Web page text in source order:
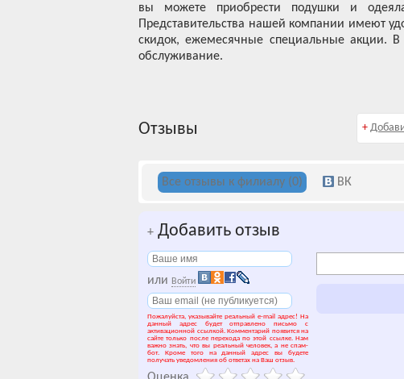
вы можете приобрести подушки и
Представительства нашей компании имеют
скидок, ежемесячные специальные акции.
обслуживание.
Отзывы +
Все отзывы к филиалу (0) ВК
+ Добавить отзыв
или Войти
Пожалуйста, указывайте реальный e-mail адрес! На
данный адрес будет отправлено письмо с
активационной ссылкой. Комментарий появится на
сайте только после перехода по этой ссылке. Нам
важно знать, что вы реальный человек, а не спам-
бот. Кроме того на данный адрес вы будете
получать уведомления об ответах на Ваш отзыв.